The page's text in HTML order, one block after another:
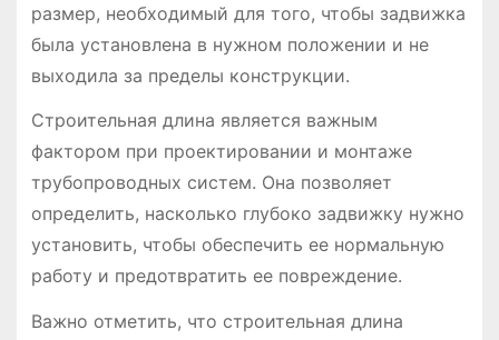
размер, необходимый для того, чтобы задвижка
была установлена в нужном положении и не
выходила за пределы конструкции.
Строительная длина является важным
фактором при проектировании и монтаже
трубопроводных систем. Она позволяет
определить, насколько глубоко задвижку нужно
установить, чтобы обеспечить ее нормальную
работу и предотвратить ее повреждение.
Важно отметить, что строительная длина